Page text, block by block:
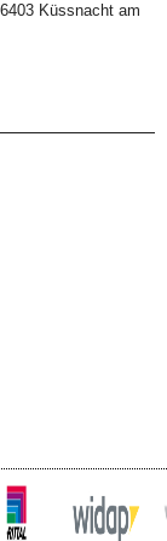
Küssnacht am